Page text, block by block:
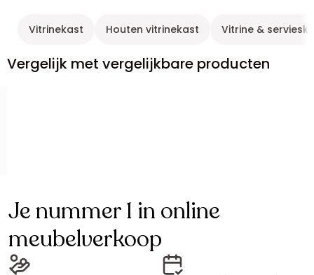
Vitrinekast Houten vitrinekast Vitrine &
Vergelijk met vergelijkbare producten
Je nummer 1 in online
meubelverkoop